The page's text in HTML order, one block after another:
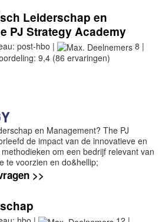
Leiderschap en
PJ Strategy Academy
post-hbo |
8 |
9,4 (86 ervaringen)
en Management? The PJ
de impact van de innovatieve en
om een bedrijf relevant van
te voorzien en do&hellip;
>>